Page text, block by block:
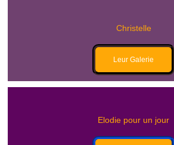
Christelle
Leur Galerie
Elodie pour un jour